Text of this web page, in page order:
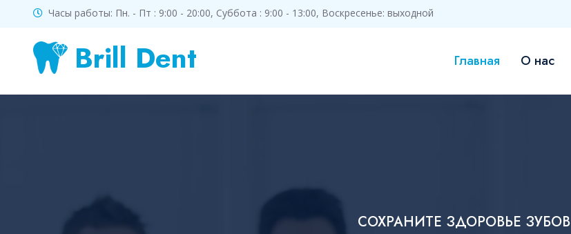
Часы работы: Пн. - Пт : 9:00 - 20:00, Суббота : 9:00 - 13:00, Воскресенье: выходной
Brill Dent Главная О нас
СОХРАНИТЕ ЗДОРОВЬЕ ЗУБОВ